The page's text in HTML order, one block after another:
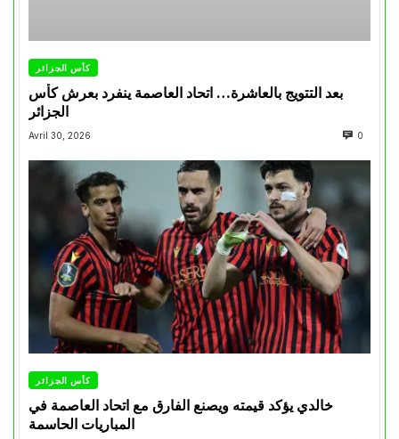
كأس الجزائر
بعد التتويج بالعاشرة… اتحاد العاصمة ينفرد بعرش كأس
الجزائر
Avril 30, 2026 0
كأس الجزائر
خالدي يؤكد قيمته ويصنع الفارق مع اتحاد العاصمة في
المباريات الحاسمة